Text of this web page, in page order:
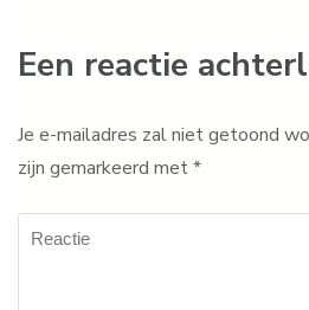
Een reactie
Je e-mailadres zal niet getoond
zijn gemarkeerd met*
Reactie